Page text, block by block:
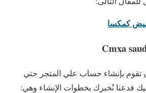
كمكسا
بإنشاء حساب علي المتجر حتي
فدعنا نُخبرك بخطوات الإنشاء وهي: